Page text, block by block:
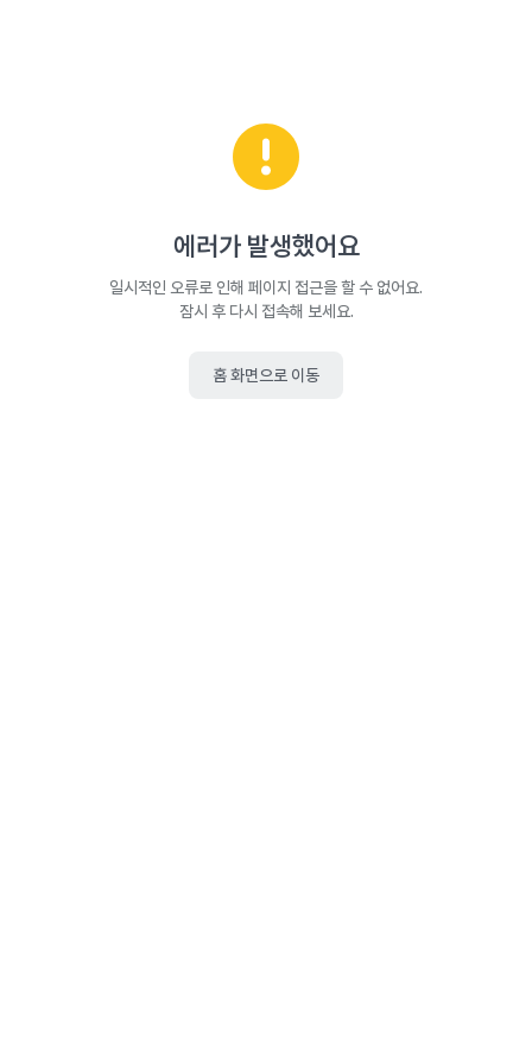
에러가 발생했어요
일시적인 오류로 인해 페이지 접근을 할 수 없어요.
잠시 후 다시 접속해 보세요.
홈 화면으로 이동